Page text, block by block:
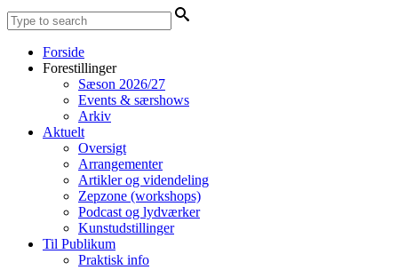
Forside
Forestillinger
Sæson 2026/27
Events & særshows
Arkiv
Aktuelt
Oversigt
Arrangementer
Artikler og videndeling
Zepzone (workshops)
Podcast og lydværker
Kunstudstillinger
Til Publikum
Praktisk info